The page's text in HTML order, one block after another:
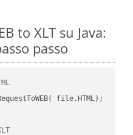
to XLT su Java:
passo
file.HTML);